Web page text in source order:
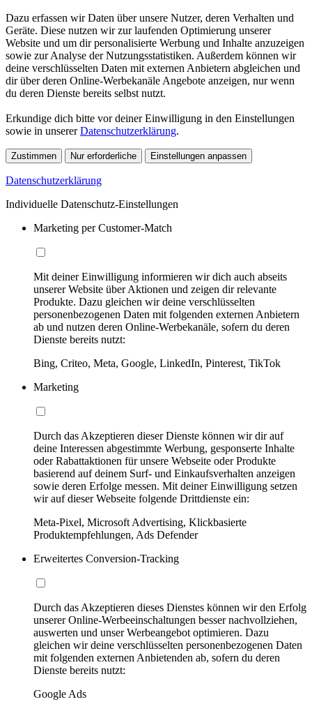
Dazu erfassen wir Daten über unsere Nutzer, deren Verhalten und
Geräte. Diese nutzen wir zur laufenden Optimierung unserer
Website und um dir personalisierte Werbung und Inhalte anzuzeigen
sowie zur Analyse der Nutzungsstatistiken. Außerdem können wir
deine verschlüsselten Daten mit externen Anbietern abgleichen und
dir über deren Online-Werbekanäle Angebote anzeigen, nur wenn
du deren Dienste bereits selbst nutzt.
Erkundige dich bitte vor deiner Einwilligung in den Einstellungen
sowie in unsererDatenschutzerklärung.
Zustimmen Nur erforderliche Einstellungen anpassen
Datenschutzerklärung
Individuelle Datenschutz-Einstellungen
Marketing per Customer-Match
Mit deiner Einwilligung informieren wir dich auch abseits
unserer Website über Aktionen und zeigen dir relevante
Produkte. Dazu gleichen wir deine verschlüsselten
personenbezogenen Daten mit folgenden externen Anbietern
ab und nutzen deren Online-Werbekanäle, sofern du deren
Dienste bereits nutzt:
Bing, Criteo, Meta, Google, LinkedIn, Pinterest, TikTok
Marketing
Durch das Akzeptieren dieser Dienste können wir dir auf
deine Interessen abgestimmte Werbung, gesponserte Inhalte
oder Rabattaktionen für unsere Webseite oder Produkte
basierend auf deinem Surf- und Einkaufsverhalten anzeigen
sowie deren Erfolge messen. Mit deiner Einwilligung setzen
wir auf dieser Webseite folgende Drittdienste ein:
Meta-Pixel, Microsoft Advertising, Klickbasierte
Produktempfehlungen, Ads Defender
Erweitertes Conversion-Tracking
Durch das Akzeptieren dieses Dienstes können wir den Erfolg
unserer Online-Werbeeinschaltungen besser nachvollziehen,
auswerten und unser Werbeangebot optimieren. Dazu
gleichen wir deine verschlüsselten personenbezogenen Daten
mit folgenden externen Anbietenden ab, sofern du deren
Dienste bereits nutzt:
Google Ads